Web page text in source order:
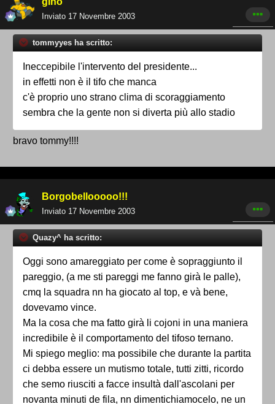
Inviato 17 Novembre 2003
tommyyes ha scritto:
Ineccepibile l'intervento del presidente...
in effetti non è il tifo che manca
c'è proprio uno strano clima di scoraggiamento
sembra che la gente non si diverta più allo stadio
bravo tommy!!!!
Borgobellooooo!!!
Inviato 17 Novembre 2003
Quazy^ ha scritto:
Oggi sono amareggiato per come è sopraggiunto il
pareggio, (a me sti pareggi me fanno girà le palle),
cmq la squadra nn ha giocato al top, e và bene,
dovevamo vince.
Ma la cosa che ma fatto girà li cojoni in una maniera
incredibile è il comportamento del tifoso ternano.
Mi spiego meglio: ma possibile che durante la partita
ci debba essere un mutismo totale, tutti zitti, ricordo
che semo riusciti a facce insultà dall'ascolani per
novanta minuti de fila, nn dimentichiamocelo, ne un